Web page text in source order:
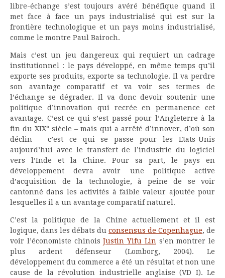
libre-échange s’est toujours avéré bénéfique quand il
met face à face un pays industrialisé qui est sur la
frontière technologique et un pays moins industrialisé,
comme le montre Paul Bairoch.
Mais c’est un jeu dangereux qui requiert un cadrage
institutionnel : le pays développé, en même temps qu’il
exporte ses produits, exporte sa technologie. Il va perdre
son avantage comparatif et va voir ses termes de
l’échange se dégrader. Il va donc devoir soutenir une
politique d’innovation qui recrée en permanence cet
avantage. C’est ce qui s’est passé pour l’Angleterre à la
fin du XIX° siècle – mais qui a arrêté d’innover, d’où son
déclin – c’est ce qui se passe pour les Etats-Unis
aujourd’hui avec le transfert de l’industrie du logiciel
vers l’Inde et la Chine. Pour sa part, le pays en
développement devra avoir une politique active
d’acquisition de la technologie, à peine de se voir
cantonné dans les activités à faible valeur ajoutée pour
lesquelles il a un avantage comparatif naturel.
C’est la politique de la Chine actuellement et il est
logique, dans les débats du consensus de Copenhague, de
voir l’économiste chinoisJustin Yifu Lin s’en montrer le
plus ardent défenseur (Lomborg, 2004). Le
développement du commerce a été un résultat et non une
cause de la révolution industrielle anglaise (VD I). Le